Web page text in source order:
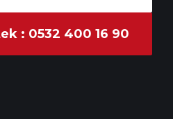
: 0532 400 16 90